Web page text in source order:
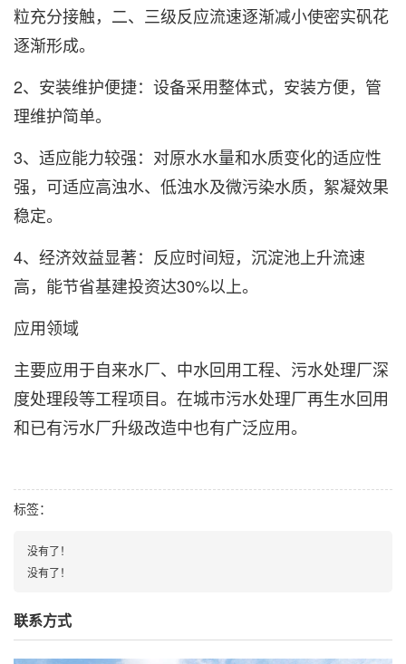
粒充分接触，二、三级反应流速逐渐减小使密实矾花
逐渐形成。
2、安装维护便捷：设备采用整体式，安装方便，管
理维护简单。
3、适应能力较强：对原水水量和水质变化的适应性
强，可适应高浊水、低浊水及微污染水质，絮凝效果
稳定。
4、经济效益显著：反应时间短，沉淀池上升流速
高，能节省基建投资达30%以上。
应用领域
主要应用于自来水厂、中水回用工程、污水处理厂深
度处理段等工程项目。在城市污水处理厂再生水回用
和已有污水厂升级改造中也有广泛应用。
标签：
没有了！
没有了！
联系方式